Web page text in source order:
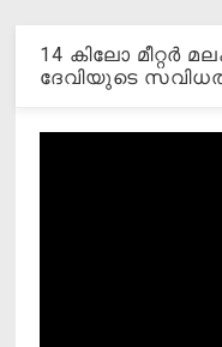
14 കിലോ
ദേവിയുടെ